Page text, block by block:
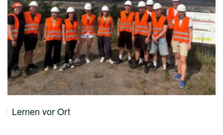
Lernen vor Ort